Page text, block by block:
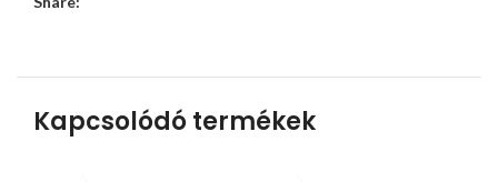
Kapcsolódó termékek